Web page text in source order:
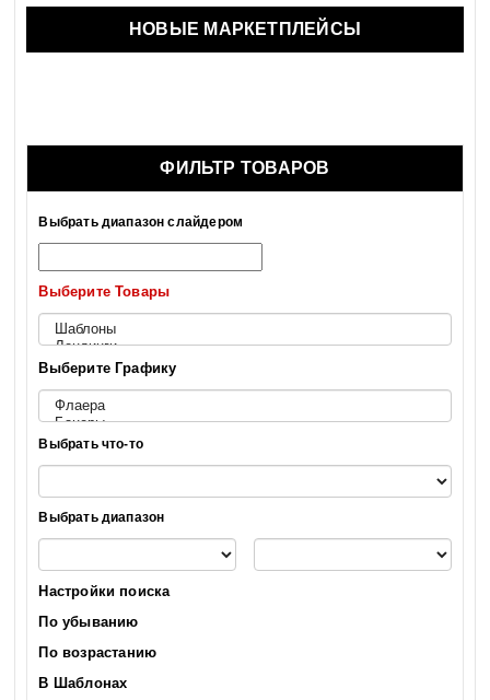
НОВЫЕ МАРКЕТПЛЕЙСЫ
ФИЛЬТР ТОВАРОВ
Выбрать диапазон слайдером
Выберите Товары
Выберите Графику
Выбрать что-то
Выбрать диапазон
Настройки поиска
По убыванию
По возрастанию
В Шаблонах